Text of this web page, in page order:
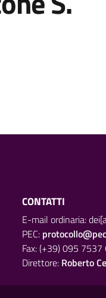
CONTATTI
E-mail ordinaria:
PEC:
Fax: (+39) 095
Direttore: Roberto